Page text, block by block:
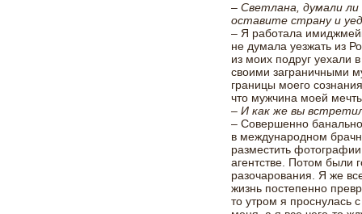
– Светлана, думали
оставите страну и
– Я работала
не думала уезжать из
из моих подруг уехали
своими заграничными
границы моего
что мужчина моей
– И как же вы
– Совершенно
в международном
разместить
агентстве. Потом были
разочарования. Я же
жизнь постепенно
то утром я проснулась